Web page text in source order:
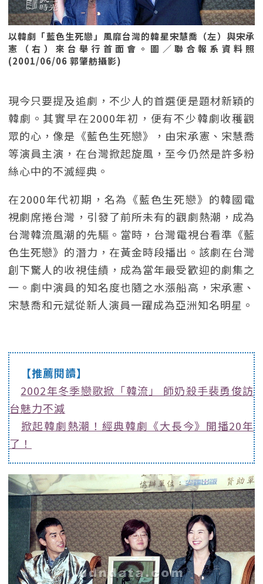
以韓劇「藍色生死戀」風靡台灣的韓星宋慧喬（左）與宋承
憲（右）來台舉行首面會。圖／聯合報系資料照
(2001/06/06 郭肇舫攝影)
現今只要提及追劇，不少人的首選便是題材新穎的
韓劇。其實早在2000年初，便有不少韓劇收穫觀
眾的心，像是《藍色生死戀》，由宋承憲、宋慧喬
等演員主演，在台灣掀起旋風，至今仍然是許多粉
絲心中的不滅經典。
在2000年代初期，名為《藍色生死戀》的韓國電
視劇席捲台灣，引發了前所未有的觀劇熱潮，成為
台灣韓流風潮的先驅。當時，台灣電視台看準《藍
色生死戀》的潛力，在黃金時段播出。該劇在台灣
創下驚人的收視佳績，成為當年最受歡迎的劇集之
一。劇中演員的知名度也隨之水漲船高，宋承憲、
宋慧喬和元斌從新人演員一躍成為亞洲知名明星。
【推薦閱讀】
2002年冬季戀歌掀「韓流」 師奶殺手裴勇俊訪
台魅力不減
掀起韓劇熱潮！經典韓劇《大長今》開播20年
了！